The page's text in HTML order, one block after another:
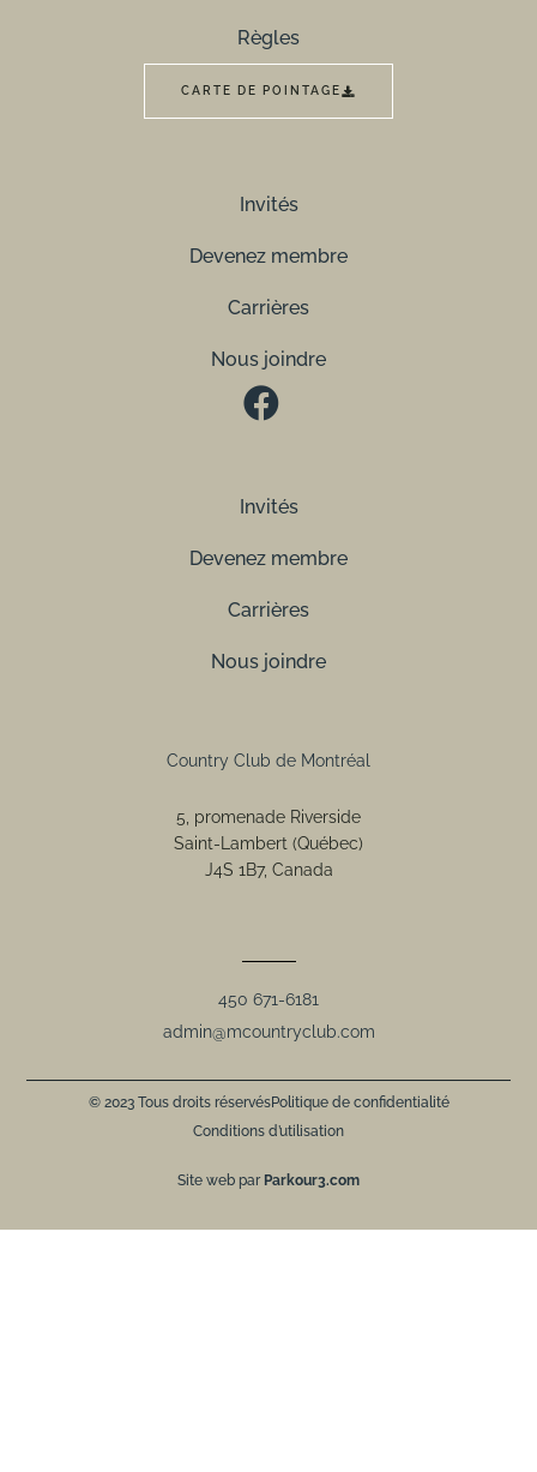
Règles
CARTE DE POINTAGE
Invités
Devenez membre
Carrières
Nous joindre
Invités
Devenez membre
Carrières
Nous joindre
Country Club de Montréal
5, promenade Riverside
Saint-Lambert (Québec)
J4S 1B7, Canada
450 671-6181
admin@mcountryclub.com
© 2023 Tous droits réservésPolitique de confidentialité
Conditions d’utilisation
Site web par Parkour3.com